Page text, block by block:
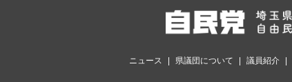
ニュース 県議団について 議員紹介